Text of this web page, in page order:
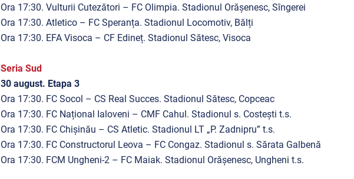
Ora 17:30. Vulturii Cutezători – FC Olimpia. Stadionul Orășenesc, Sîngerei
Ora 17:30. Atletico – FC Speranța. Stadionul Locomotiv, Bălți
Ora 17:30. EFA Visoca – CF Edineț. Stadionul Sătesc, Visoca
Seria Sud
30 august. Etapa 3
Ora 17:30. FC Socol – CS Real Succes. Stadionul Sătesc, Copceac
Ora 17:30. FC Național Ialoveni – CMF Cahul. Stadionul s. Costești t.s.
Ora 17:30. FC Chișinău – CS Atletic. Stadionul LT „P. Zadnipru” t.s.
Ora 17:30. FC Constructorul Leova – FC Congaz. Stadionul s. Sărata Galbenă
Ora 17:30. FCM Ungheni-2 – FC Maiak. Stadionul Orășenesc, Ungheni t.s.